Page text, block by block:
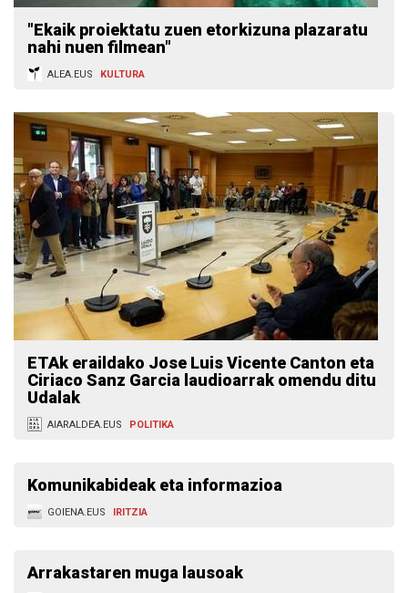
"Ekaik proiektatu zuen etorkizuna plazaratu
nahi nuen filmean"
ALEA.EUS KULTURA
ETAk eraildako Jose Luis Vicente Canton eta
Ciriaco Sanz Garcia laudioarrak omendu ditu
Udalak
AIARALDEA.EUS POLITIKA
Komunikabideak eta informazioa
GOIENA.EUS IRITZIA
Arrakastaren muga lausoak